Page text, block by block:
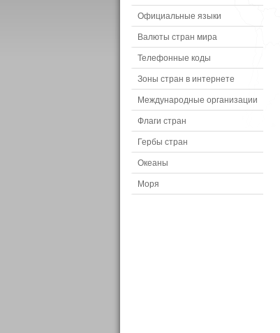
Официальные языки
Валюты стран мира
Телефонные коды
Зоны стран в интернете
Международные организации
Флаги стран
Гербы стран
Океаны
Моря